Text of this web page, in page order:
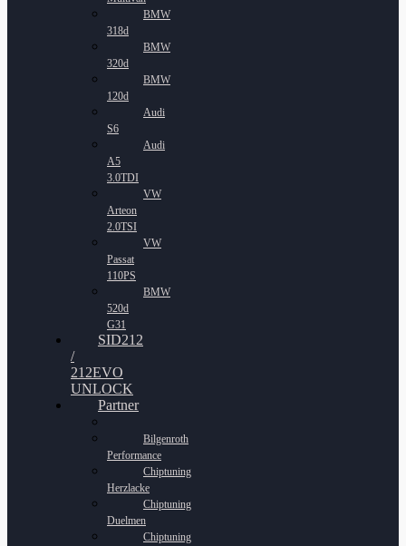
BMW
318d
BMW
320d
BMW
120d
Audi
S6
Audi
A5
3.0TDI
VW
Arteon
2.0TSI
VW
Passat
110PS
BMW
520d
G31
SID212
/
212EVO
UNLOCK
Partner
Bilgenroth
Performance
Chiptuning
Herzlacke
Chiptuning
Duelmen
Chiptuning